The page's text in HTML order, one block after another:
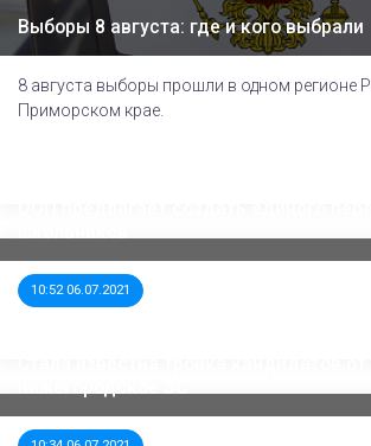
Выборы 8 августа: где и кого выбрали
8 августа выборы прошли в одном регионе
Приморском крае.
10:52 06.07.2021